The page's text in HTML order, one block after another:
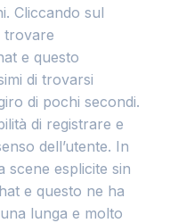
Cliccando sul
trovare
e questo
di trovarsi
di pochi secondi.
di registrare e
dell’utente. In
scene esplicite sin
e questo ne ha
lunga e molto